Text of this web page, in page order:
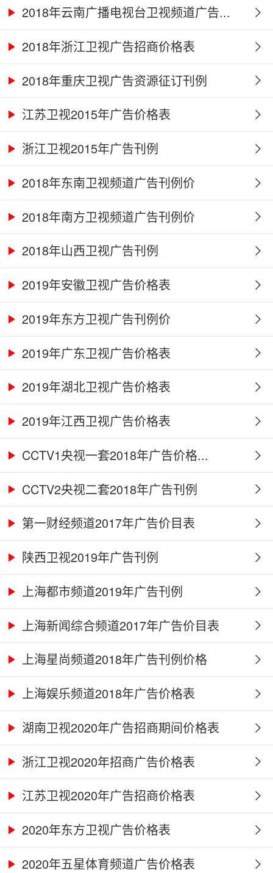
2018年云南广播电视台卫视频道广告...
2018年浙江卫视广告招商价格表
2018年重庆卫视广告资源征订刊例
江苏卫视2015年广告价格表
浙江卫视2015年广告刊例
2018年东南卫视频道广告刊例价
2018年南方卫视频道广告刊例价
2018年山西卫视广告刊例
2019年安徽卫视广告价格表
2019年东方卫视广告刊例价
2019年广东卫视广告价格表
2019年湖北卫视广告价格表
2019年江西卫视广告价格表
CCTV1央视一套2018年广告价格...
CCTV2央视二套2018年广告刊例
第一财经频道2017年广告价目表
陕西卫视2019年广告刊例
上海都市频道2019年广告刊例
上海新闻综合频道2017年广告价目表
上海星尚频道2018年广告刊例价格
上海娱乐频道2018年广告价格表
湖南卫视2020年广告招商期间价格表
浙江卫视2020年招商广告价格表
江苏卫视2020年广告招商价格表
2020年东方卫视广告价格表
2020年五星体育频道广告价格表